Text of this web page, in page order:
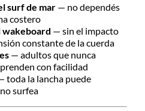
surf de mar — no dependés
costero
wakeboard — sin el impacto
constante de la cuerda
— adultos que nunca
con facilidad
toda la lancha puede
surfea